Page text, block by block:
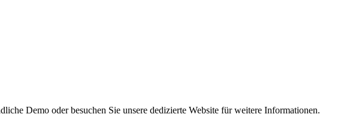
Demo oder besuchen Sie unsere dedizierte Website für weitere Informationen.